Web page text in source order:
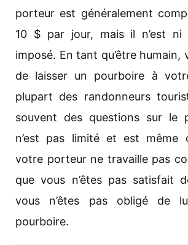
porteur est généralement
10 $ par jour, mais il n’est ni
imposé. En tant qu’être humain,
de laisser un pourboire à
plupart des randonneurs
souvent des questions sur le
n’est pas limité et est même
votre porteur ne travaille pas
que vous n’êtes pas satisfait
vous n’êtes pas obligé de
pourboire.